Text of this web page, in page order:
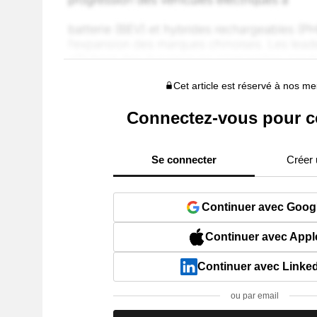
Cet article est réservé à nos
Connectez-vous pour
Se connecter Créer
Continuer avec
Continuer avec
Continuer avec
ou par email